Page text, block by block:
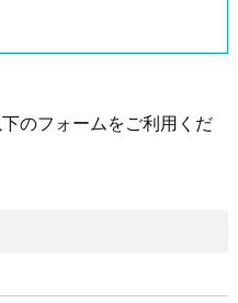
のフォームをご利用くだ